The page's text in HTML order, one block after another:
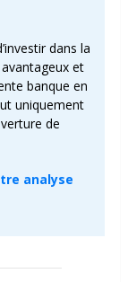
dans la
et
banque en
uniquement
de
analyse